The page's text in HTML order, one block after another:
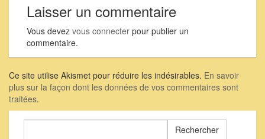
Laisser un commentaire
Vous devez vous connecter pour publier un
commentaire.
Ce site utilise Akismet pour réduire les indésirables. En savoir
plus sur la façon dont les données de vos commentaires sont
traitées.